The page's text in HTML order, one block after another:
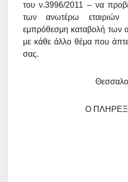
του ν.3996/2011 – να
των ανωτέρω εταιριών
εμπρόθεσμη καταβολή των
με κάθε άλλο θέμα που
σας.
Ο